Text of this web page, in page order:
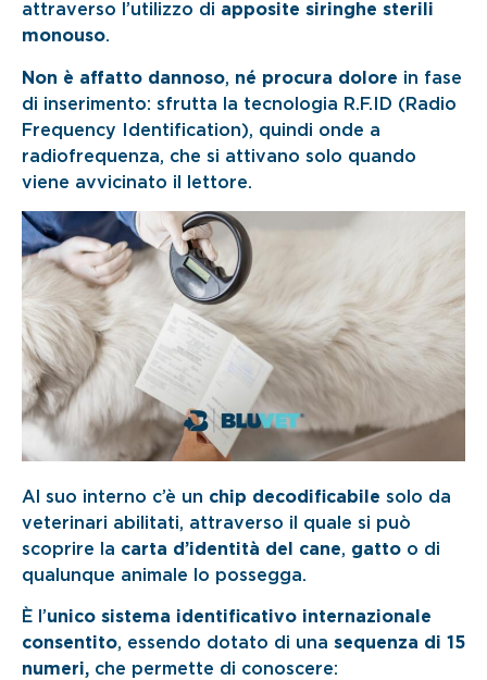
attraverso l’utilizzo di apposite siringhe sterili
monouso.
Non è affatto dannoso, né procura dolore in fase
di inserimento: sfrutta la tecnologia R.F.ID (Radio
Frequency Identification), quindi onde a
radiofrequenza, che si attivano solo quando
viene avvicinato il lettore.
Al suo interno c’è un chip decodificabile solo da
veterinari abilitati, attraverso il quale si può
scoprire la carta d’identità del cane, gatto o di
qualunque animale lo possegga.
È l’unico sistema identificativo internazionale
consentito, essendo dotato di una sequenza di 15
numeri, che permette di conoscere: